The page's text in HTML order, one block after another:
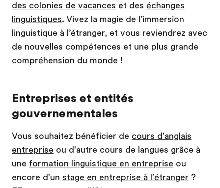
des colonies de vacances et des échanges
linguistiques. Vivez la magie de l’immersion
linguistique à l’étranger, et vous reviendrez avec
de nouvelles compétences et une plus grande
compréhension du monde !
Entreprises et entités
gouvernementales
Vous souhaitez bénéficier de cours d'anglais
entreprise ou d'autre cours de langues grâce à
une formation linguistique en entreprise ou
encore d'un stage en entreprise à l'étranger ?